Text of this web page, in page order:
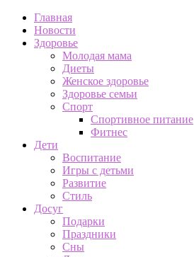
Главная
Новости
Здоровье
Молодая мама
Диеты
Женское здоровье
Здоровье семьи
Спорт
Спортивное питание
Фитнес
Дети
Воспитание
Игры с детьми
Развитие
Стиль
Досуг
Подарки
Праздники
Сны